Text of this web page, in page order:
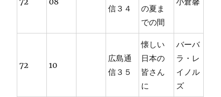
信３４
の夏ま
での間
72 10
広島通
信３５
懐しい
日本の
皆さん
に
バーバ
ラ・レ
イノル
ズ